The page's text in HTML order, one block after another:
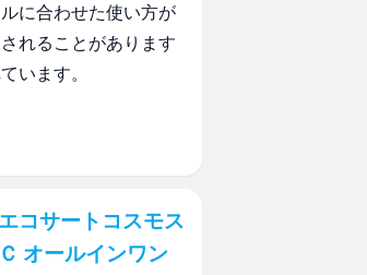
に合わせた使い方が
れることがあります
います。
コサートコスモス
オールインワン